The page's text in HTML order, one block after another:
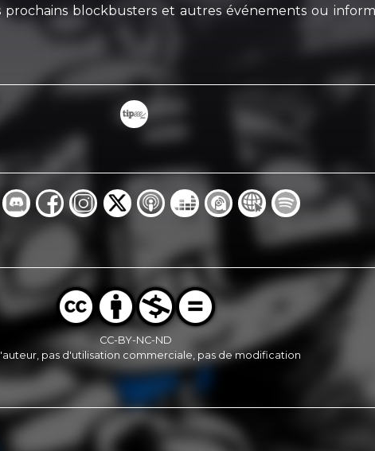
blockbusters et autres événements ou
CC-BY-NC-ND
pas d'utilisation commerciale, pas de modification